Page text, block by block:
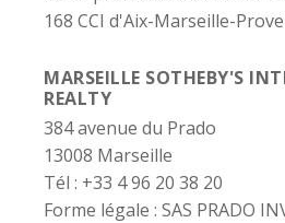
168 CCI d'Aix-Marseille-
MARSEILLE SOTHEBY'S
REALTY
384 avenue du Prado
13008 Marseille
Tél : +33 4 96 20 38 20
Forme légale : SAS PRADO